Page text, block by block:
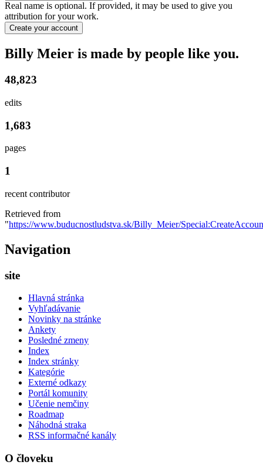
Real name is optional. If provided, it may be used to give you
attribution for your work.
Create your account
Billy Meier is made by people like you.
48,823
edits
1,683
pages
1
recent contributor
Retrieved from
"https://www.buducnostludstva.sk/Billy_Meier/
Navigation
site
Hlavná stránka
Vyhľadávanie
Novinky na stránke
Ankety
Posledné zmeny
Index
Index stránky
Kategórie
Externé odkazy
Portál komunity
Učenie nemčiny
Roadmap
Náhodná straka
RSS informačné kanály
O človeku